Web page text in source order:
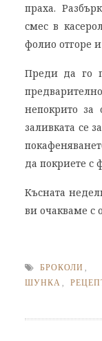
праха.
смес в
фолио отгоре
Преди да го
непокрито
заливката се
да покриете с
Късната
ви очакваме с
БРОКОЛИ
ШУНКА